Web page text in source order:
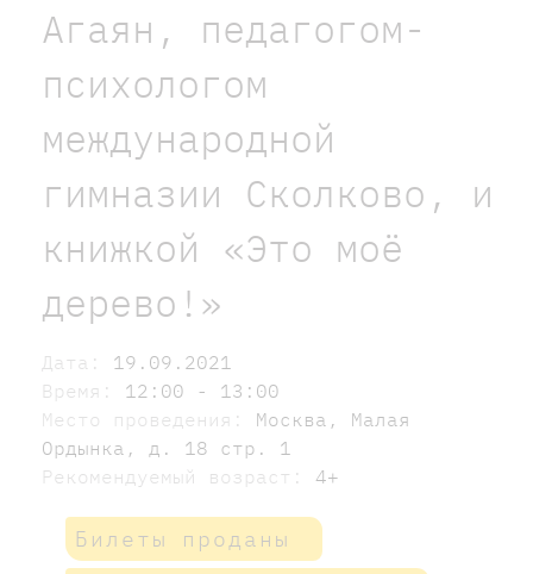
Агаян, педагогом-
психологом
международной
гимназии Сколково, и
книжкой «Это моё
дерево!»
Дата: 19.09.2021
Время: 12:00 - 13:00
Место проведения: Москва, Малая
Ордынка, д. 18 стр. 1
Рекомендуемый возраст: 4+
Билеты проданы